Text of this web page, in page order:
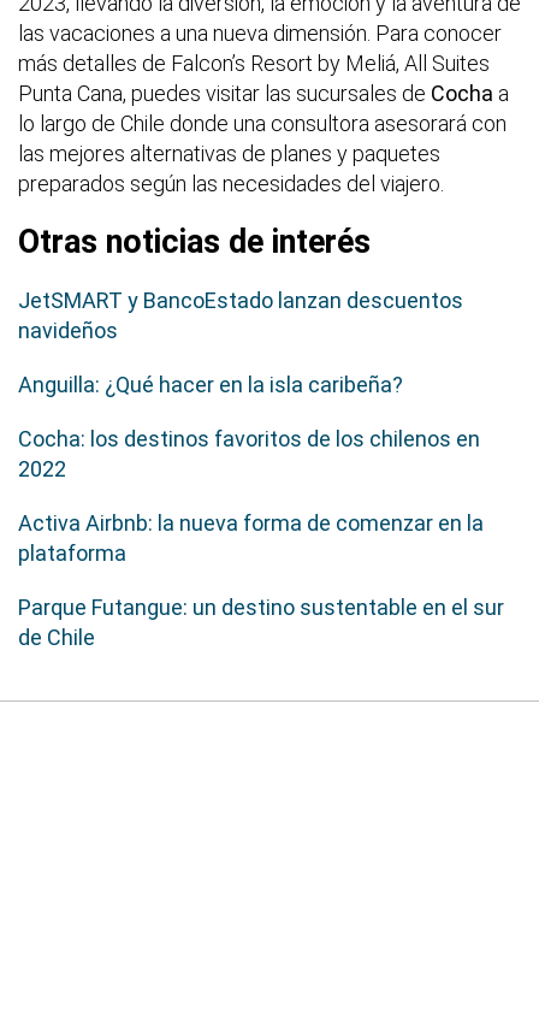
las vacaciones a una nueva dimensión. Para conocer
más detalles de Falcon’s Resort by Meliá, All Suites
Punta Cana, puedes visitar las sucursales de Cocha a
lo largo de Chile donde una consultora asesorará con
las mejores alternativas de planes y paquetes
preparados según las necesidades del viajero.
Otras noticias de interés
JetSMART y BancoEstado lanzan descuentos
navideños
Anguilla: ¿Qué hacer en la isla caribeña?
Cocha: los destinos favoritos de los chilenos en
2022
Activa Airbnb: la nueva forma de comenzar en la
plataforma
Parque Futangue: un destino sustentable en el sur
de Chile